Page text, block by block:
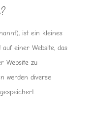
ist ein kleines
einer Website, das
Website zu
werden diverse